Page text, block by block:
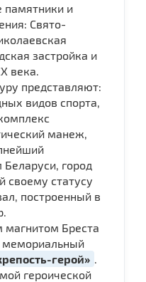
памятники и
Свято-
застройка и
века.
представляют:
видов спорта,
манеж,
город
своему статусу
построенный в
магнитом Бреста
мемориальный
герой»
героической